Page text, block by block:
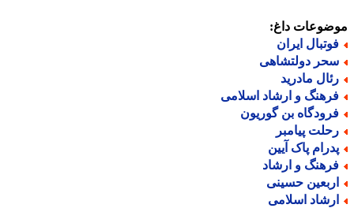
داغ:
ایران
دولتشاهی
مادرید
و ارشاد اسلامی
بن گوریون
پیامبر
پاک آیین
و ارشاد
حسینی
اسلامی